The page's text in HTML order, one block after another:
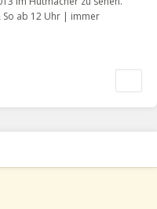
So ab 12 Uhr | immer